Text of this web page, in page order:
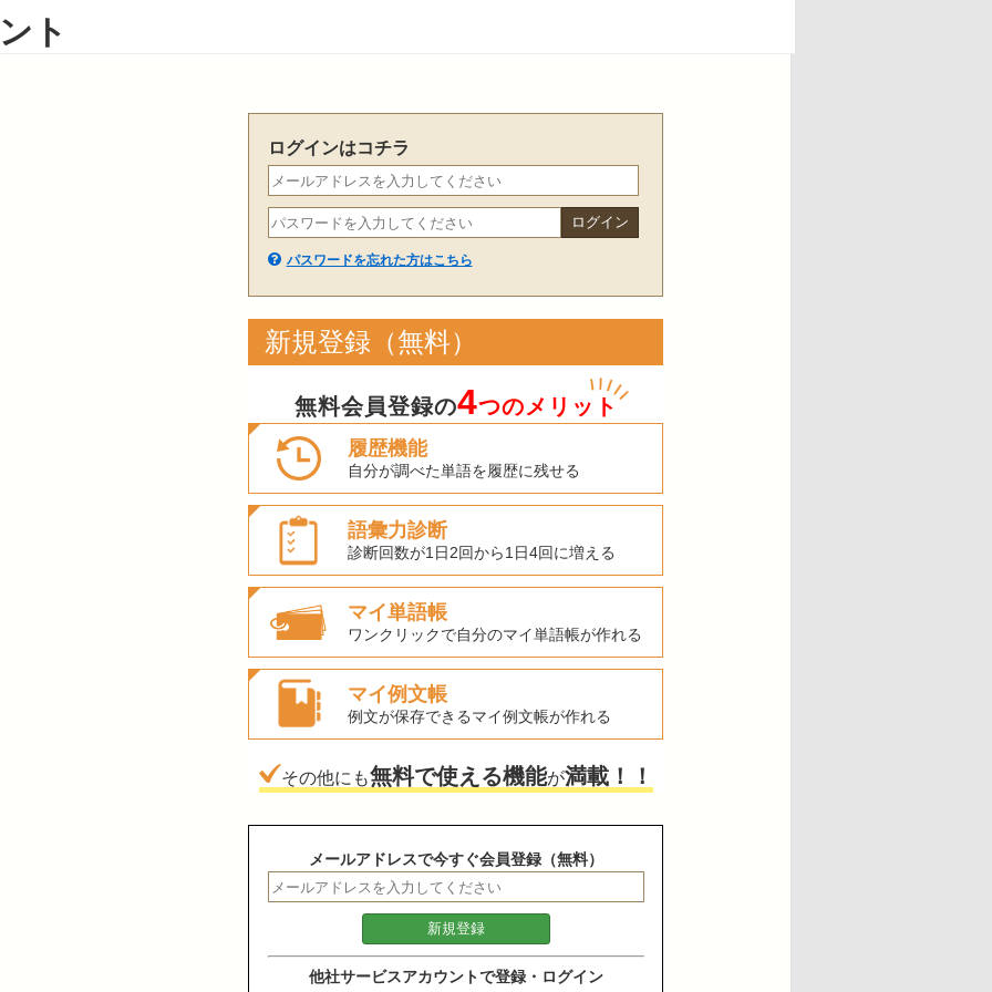
ト
ログインはコチラ
パスワードを忘れた方はこちら
新規登録（無料）
無料会員登録の4つのメリット
履歴機能
自分が調べた単語を履歴に残せる
語彙力診断
診断回数が1日2回から1日4回に増える
マイ単語帳
ワンクリックで自分のマイ単語帳が作れる
マイ例文帳
例文が保存できるマイ例文帳が作れる
その他にも無料で使える機能が満載！！
メールアドレスで今すぐ会員登録（無料）
他社サービスアカウントで登録・ログイン